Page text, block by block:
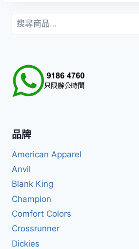
搜
尋
品牌
American Apparel
Anvil
Blank King
Champion
Comfort Colors
Crossrunner
Dickies